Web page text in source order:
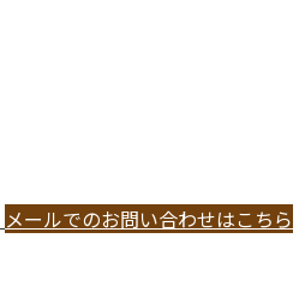
メールでのお問い合わせはこちら